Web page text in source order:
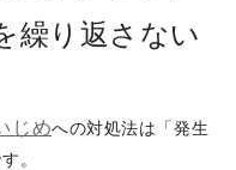
繰り返さない
じめへの対処法は「発生
。